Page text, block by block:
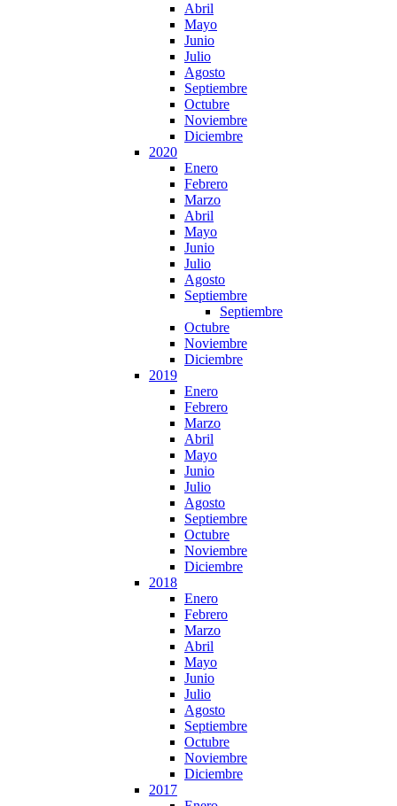
Abril
Mayo
Junio
Julio
Agosto
Septiembre
Octubre
Noviembre
Diciembre
2020
Enero
Febrero
Marzo
Abril
Mayo
Junio
Julio
Agosto
Septiembre
Septiembre
Octubre
Noviembre
Diciembre
2019
Enero
Febrero
Marzo
Abril
Mayo
Junio
Julio
Agosto
Septiembre
Octubre
Noviembre
Diciembre
2018
Enero
Febrero
Marzo
Abril
Mayo
Junio
Julio
Agosto
Septiembre
Octubre
Noviembre
Diciembre
2017